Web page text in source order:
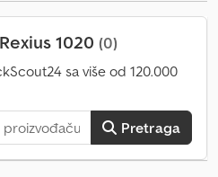
1020 (0)
sa više od 120.000
Pretraga